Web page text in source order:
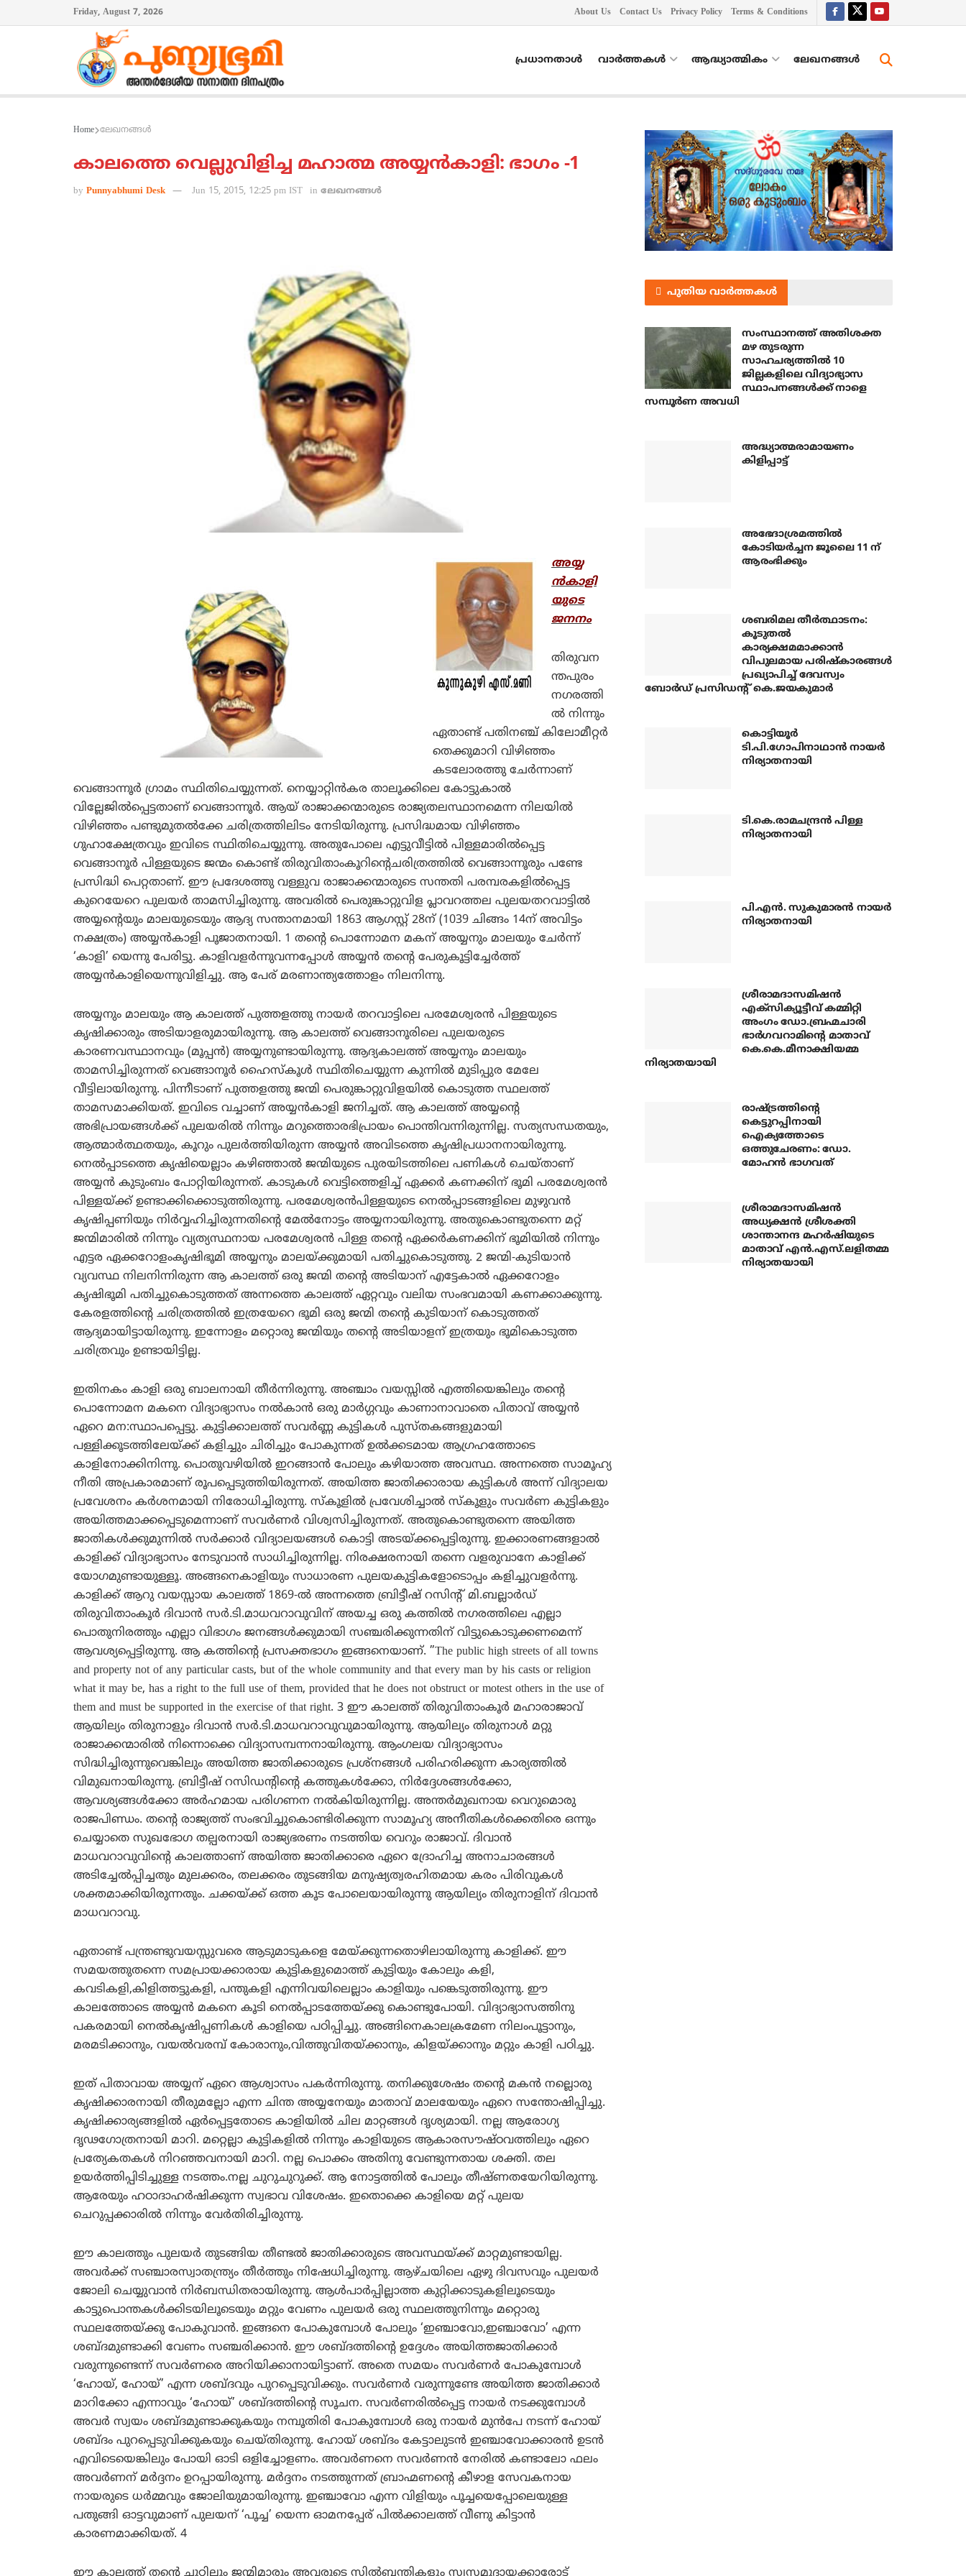
Friday, August 7, 2026 About Us Contact Us Privacy Policy Terms & Conditions
പ്രധാനതാൾ വാർത്തകൾ ആദ്ധ്യാത്മികം ലേഖനങ്ങള്‍
Home ലേഖനങ്ങള്‍
കാലത്തെ വെല്ലുവിളിച്ച മഹാത്മ അയ്യന്‍കാളി: ഭാഗം -1
by Punnyabhumi Desk Jun 15, 2015, 12:25 pm IST in ലേഖനങ്ങള്‍
അയ്യ
ന്‍കാളി
യുടെ
ജനനം
തിരുവന
ന്തപുരം
നഗരത്തി
ല്‍ നിന്നും
ഏതാണ്ട് പതിനഞ്ച് കിലോമീറ്റര്‍
തെക്കുമാറി വിഴിഞ്ഞം
കടലോരത്തു ചേര്‍ന്നാണ്
വെങ്ങാന്നൂര്‍ ഗ്രാമം സ്ഥിതിചെയ്യുന്നത്. നെയ്യാറ്റിന്‍കര താലൂക്കിലെ കോട്ടുകാല്‍
വില്ലേജില്‍പ്പെട്ടതാണ് വെങ്ങാന്നൂര്‍. ആയ് രാജാക്കന്മാരുടെ രാജ്യതലസ്ഥാനമെന്ന നിലയില്‍
വിഴിഞ്ഞം പണ്ടുമുതല്‍ക്കേ ചരിത്രത്തിലിടം നേടിയിരുന്നു. പ്രസിദ്ധമായ വിഴിഞ്ഞം
ഗുഹാക്ഷേത്രവും ഇവിടെ സ്ഥിതിചെയ്യുന്നു. അതുപോലെ എട്ടുവീട്ടില്‍ പിള്ളമാരില്‍പ്പെട്ട
വെങ്ങാനൂര്‍ പിള്ളയുടെ ജന്മം കൊണ്ട് തിരുവിതാംകൂറിന്റെചരിത്രത്തില്‍ വെങ്ങാന്നൂരും പണ്ടേ
പ്രസിദ്ധി പെറ്റതാണ്. ഈ പ്രദേശത്തു വള്ളുവ രാജാക്കന്മാരുടെ സന്തതി പരമ്പരകളില്‍പ്പെട്ട
കുറെയേറെ പുലയര്‍ താമസിച്ചിരുന്നു. അവരില്‍ പെരുങ്കാറ്റുവിള പ്ലാവറത്തല പുലയതറവാട്ടില്‍
അയ്യന്റെയും മാലയുടെയും ആദ്യ സന്താനമായി 1863 ആഗസ്റ്റ് 28ന് (1039 ചിങ്ങം 14ന് അവിട്ടം
നക്ഷത്രം) അയ്യന്‍കാളി പൂജാതനായി. 1 തന്റെ പൊന്നോമന മകന് അയ്യനും മാലയും ചേര്‍ന്ന്
‘കാളി’ യെന്നു പേരിട്ടു. കാളിവളര്‍ന്നുവന്നപ്പോള്‍ അയ്യന്‍ തന്റെ പേരുകൂട്ടിച്ചേര്‍ത്ത്
അയ്യന്‍കാളിയെന്നുവിളിച്ചു. ആ പേര് മരണാന്ത്യത്തോളം നിലനിന്നു.
അയ്യനും മാലയും ആ കാലത്ത് പുത്തളത്തു നായര്‍ തറവാട്ടിലെ പരമേശ്വരന്‍ പിള്ളയുടെ
കൃഷിക്കാരും അടിയാളരുമായിരുന്നു. ആ കാലത്ത് വെങ്ങാനൂരിലെ പുലയരുടെ
കാരണവസ്ഥാനവും (മൂപ്പന്‍) അയ്യനുണ്ടായിരുന്നു. ആദ്യകാലത്ത് അയ്യനും മാലയും
താമസിച്ചിരുന്നത് വെങ്ങാനൂര്‍ ഹൈസ്‌കൂള്‍ സ്ഥിതിചെയ്യുന്ന കുന്നില്‍ മുടിപ്പുര മേലേ
വീട്ടിലായിരുന്നു. പിന്നീടാണ് പുത്തളത്തു ജന്മി പെരുങ്കാറ്റുവിളയില്‍ കൊടുത്ത സ്ഥലത്ത്
താമസമാക്കിയത്. ഇവിടെ വച്ചാണ് അയ്യന്‍കാളി ജനിച്ചത്. ആ കാലത്ത് അയ്യന്റെ
അഭിപ്രായങ്ങള്‍ക്ക് പുലയരില്‍ നിന്നും മറുത്തൊരഭിപ്രായം പൊന്തിവന്നിരുന്നില്ല. സത്യസന്ധതയും,
ആത്മാര്‍ത്ഥതയും, കൂറും പുലര്‍ത്തിയിരുന്ന അയ്യന്‍ അവിടത്തെ കൃഷിപ്രധാനനായിരുന്നു.
നെല്‍പ്പാടത്തെ കൃഷിയെല്ലാം കഴിഞ്ഞാല്‍ ജന്മിയുടെ പുരയിടത്തിലെ പണികള്‍ ചെയ്താണ്
അയ്യന്‍ കുടുംബം പോറ്റിയിരുന്നത്. കാടുകള്‍ വെട്ടിത്തെളിച്ച് ഏക്കര്‍ കണക്കിന് ഭൂമി പരമേശ്വരന്‍
പിള്ളയ്ക്ക് ഉണ്ടാക്കിക്കൊടുത്തിരുന്നു. പരമേശ്വരന്‍പിള്ളയുടെ നെല്‍പ്പാടങ്ങളിലെ മുഴുവന്‍
കൃഷിപ്പണിയും നിര്‍വ്വഹിച്ചിരുന്നതിന്റെ മേല്‍നോട്ടം അയ്യനായിരുന്നു. അതുകൊണ്ടുതന്നെ മറ്റ്
ജന്മിമാരില്‍ നിന്നും വ്യത്യസ്ഥനായ പരമേശ്വരന്‍ പിള്ള തന്റെ ഏക്കര്‍കണക്കിന് ഭൂമിയില്‍ നിന്നും
എട്ടര ഏക്കറോളംകൃഷിഭൂമി അയ്യനും മാലയ്ക്കുമായി പതിച്ചുകൊടുത്തു. 2 ജന്മി-കുടിയാന്‍
വ്യവസ്ഥ നിലനിന്നിരുന്ന ആ കാലത്ത് ഒരു ജന്മി തന്റെ അടിയാന് എട്ടേകാല്‍ ഏക്കറോളം
കൃഷിഭൂമി പതിച്ചുകൊടുത്തത് അന്നത്തെ കാലത്ത് ഏറ്റവും വലിയ സംഭവമായി കണക്കാക്കുന്നു.
കേരളത്തിന്റെ ചരിത്രത്തില്‍ ഇത്രയേറെ ഭൂമി ഒരു ജന്മി തന്റെ കുടിയാന് കൊടുത്തത്
ആദ്യമായിട്ടായിരുന്നു. ഇന്നോളം മറ്റൊരു ജന്മിയും തന്റെ അടിയാളന് ഇത്രയും ഭൂമികൊടുത്ത
ചരിത്രവും ഉണ്ടായിട്ടില്ല.
ഇതിനകം കാളി ഒരു ബാലനായി തീര്‍ന്നിരുന്നു. അഞ്ചാം വയസ്സില്‍ എത്തിയെങ്കിലും തന്റെ
പൊന്നോമന മകനെ വിദ്യാഭ്യാസം നല്‍കാന്‍ ഒരു മാര്‍ഗ്ഗവും കാണാനാവാതെ പിതാവ് അയ്യന്‍
ഏറെ മന:സ്ഥാപപ്പെട്ടു. കുട്ടിക്കാലത്ത് സവര്‍ണ്ണ കുട്ടികള്‍ പുസ്തകങ്ങളുമായി
പള്ളിക്കൂടത്തിലേയ്ക്ക് കളിച്ചും ചിരിച്ചും പോകുന്നത് ഉല്‍ക്കടമായ ആഗ്രഹത്തോടെ
കാളിനോക്കിനിന്നു. പൊതുവഴിയില്‍ ഇറങ്ങാന്‍ പോലും കഴിയാത്ത അവസ്ഥ. അന്നത്തെ സാമൂഹ്യ
നീതി അപ്രകാരമാണ് രൂപപ്പെടുത്തിയിരുന്നത്. അയിത്ത ജാതിക്കാരായ കുട്ടികള്‍ അന്ന് വിദ്യാലയ
പ്രവേശനം കര്‍ശനമായി നിരോധിച്ചിരുന്നു. സ്‌കൂളില്‍ പ്രവേശിച്ചാല്‍ സ്‌കൂളും സവര്‍ണ കുട്ടികളും
അയിത്തമാക്കപ്പെടുമെന്നാണ് സവര്‍ണര്‍ വിശ്വസിച്ചിരുന്നത്. അതുകൊണ്ടുതന്നെ അയിത്ത
ജാതികള്‍ക്കുമുന്നില്‍ സര്‍ക്കാര്‍ വിദ്യാലയങ്ങള്‍ കൊട്ടി അടയ്ക്കപ്പെട്ടിരുന്നു. ഇക്കാരണങ്ങളാല്‍
കാളിക്ക് വിദ്യാഭ്യാസം നേടുവാന്‍ സാധിച്ചിരുന്നില്ല. നിരക്ഷരനായി തന്നെ വളരുവാനേ കാളിക്ക്
യോഗമുണ്ടായുള്ളൂ. അങ്ങനെകാളിയും സാധാരണ പുലയകുട്ടികളോടൊപ്പം കളിച്ചുവളര്‍ന്നു.
കാളിക്ക് ആറു വയസ്സായ കാലത്ത് 1869-ല്‍ അന്നത്തെ ബ്രിട്ടീഷ് റസിന്റ് മി.ബല്ലാര്‍ഡ്
തിരുവിതാംകൂര്‍ ദിവാന്‍ സര്‍.ടി.മാധവറാവുവിന് അയച്ച ഒരു കത്തില്‍ നഗരത്തിലെ എല്ലാ
പൊതുനിരത്തും എല്ലാ വിഭാഗം ജനങ്ങള്‍ക്കുമായി സഞ്ചരിക്കുന്നതിന് വിട്ടുകൊടുക്കണമെന്ന്
ആവശ്യപ്പെട്ടിരുന്നു. ആ കത്തിന്റെ പ്രസക്തഭാഗം ഇങ്ങനെയാണ്. ”The public high streets of all towns
and property not of any particular casts, but of the whole community and that every man by his casts or religion
what it may be, has a right to the full use of them, provided that he does not obstruct or motest others in the use of
them and must be supported in the exercise of that right. 3 ഈ കാലത്ത് തിരുവിതാംകൂര്‍ മഹാരാജാവ്
ആയില്യം തിരുനാളും ദിവാന്‍ സര്‍.ടി.മാധവറാവുവുമായിരുന്നു. ആയില്യം തിരുനാള്‍ മറ്റു
രാജാക്കന്മാരില്‍ നിന്നൊക്കെ വിദ്യാസമ്പന്നനായിരുന്നു. ആംഗലയ വിദ്യാഭ്യാസം
സിദ്ധിച്ചിരുന്നുവെങ്കിലും അയിത്ത ജാതിക്കാരുടെ പ്രശ്‌നങ്ങള്‍ പരിഹരിക്കുന്ന കാര്യത്തില്‍
വിമുഖനായിരുന്നു. ബ്രിട്ടീഷ് റസിഡന്റിന്റെ കത്തുകള്‍ക്കോ, നിര്‍ദ്ദേശങ്ങള്‍ക്കോ,
ആവശ്യങ്ങള്‍ക്കോ അര്‍ഹമായ പരിഗണന നല്‍കിയിരുന്നില്ല. അന്തര്‍മുഖനായ വെറുമൊരു
രാജപിണ്ഡം. തന്റെ രാജ്യത്ത് സംഭവിച്ചുകൊണ്ടിരിക്കുന്ന സാമൂഹ്യ അനീതികള്‍ക്കെതിരെ ഒന്നും
ചെയ്യാതെ സുഖഭോഗ തല്പരനായി രാജ്യഭരണം നടത്തിയ വെറും രാജാവ്. ദിവാന്‍
മാധവറാവുവിന്റെ കാലത്താണ് അയിത്ത ജാതിക്കാരെ ഏറെ ദ്രോഹിച്ച അനാചാരങ്ങള്‍
അടിച്ചേല്‍പ്പിച്ചതും മുലക്കരം, തലക്കരം തുടങ്ങിയ മനുഷ്യത്വരഹിതമായ കരം പിരിവുകള്‍
ശക്തമാക്കിയിരുന്നതും. ചക്കയ്ക്ക് ഒത്ത കൂട പോലെയായിരുന്നു ആയില്യം തിരുനാളിന് ദിവാന്‍
മാധവറാവു.
ഏതാണ്ട് പന്ത്രണ്ടുവയസ്സുവരെ ആടുമാടുകളെ മേയ്ക്കുന്നതൊഴിലായിരുന്നു കാളിക്ക്. ഈ
സമയത്തുതന്നെ സമപ്രായക്കാരായ കുട്ടികളുമൊത്ത് കുട്ടിയും കോലും കളി,
കവടികളി,കിളിത്തട്ടുകളി, പന്തുകളി എന്നിവയിലെല്ലാം കാളിയും പങ്കെടുത്തിരുന്നു. ഈ
കാലത്തോടെ അയ്യന്‍ മകനെ കൂടി നെല്‍പ്പാടത്തേയ്ക്കു കൊണ്ടുപോയി. വിദ്യാഭ്യാസത്തിനു
പകരമായി നെല്‍കൃഷിപ്പണികള്‍ കാളിയെ പഠിപ്പിച്ചു. അങ്ങിനെകാലക്രമേണ നിലംപൂട്ടാനും,
മരമടിക്കാനും, വയല്‍വരമ്പ് കോരാനും,വിത്തുവിതയ്ക്കാനും, കിളയ്ക്കാനും മറ്റും കാളി പഠിച്ചു.
ഇത് പിതാവായ അയ്യന് ഏറെ ആശ്വാസം പകര്‍ന്നിരുന്നു. തനിക്കുശേഷം തന്റെ മകന്‍ നല്ലൊരു
കൃഷിക്കാരനായി തീരുമല്ലോ എന്ന ചിന്ത അയ്യനേയും മാതാവ് മാലയേയും ഏറെ സന്തോഷിപ്പിച്ചു.
കൃഷിക്കാര്യങ്ങളില്‍ ഏര്‍പ്പെട്ടതോടെ കാളിയില്‍ ചില മാറ്റങ്ങള്‍ ദൃശ്യമായി. നല്ല ആരോഗ്യ
ദൃഢഗോത്രനായി മാറി. മറ്റെല്ലാ കുട്ടികളില്‍ നിന്നും കാളിയുടെ ആകാരസൗഷ്ഠവത്തിലും ഏറെ
പ്രത്യേകതകള്‍ നിറഞ്ഞവനായി മാറി. നല്ല പൊക്കം അതിനു വേണ്ടുന്നതായ ശക്തി. തല
ഉയര്‍ത്തിപ്പിടിച്ചുള്ള നടത്തം.നല്ല ചുറുചുറുക്ക്. ആ നോട്ടത്തില്‍ പോലും തീഷ്ണതയേറിയിരുന്നു.
ആരേയും ഹഠാദാഹര്‍ഷിക്കുന്ന സ്വഭാവ വിശേഷം. ഇതൊക്കെ കാളിയെ മറ്റ് പുലയ
ചെറുപ്പക്കാരില്‍ നിന്നും വേര്‍തിരിച്ചിരുന്നു.
ഈ കാലത്തും പുലയര്‍ തുടങ്ങിയ തീണ്ടല്‍ ജാതിക്കാരുടെ അവസ്ഥയ്ക്ക് മാറ്റമുണ്ടായില്ല.
അവര്‍ക്ക് സഞ്ചാരസ്വാതന്ത്ര്യം തീര്‍ത്തും നിഷേധിച്ചിരുന്നു. ആഴ്ചയിലെ ഏഴു ദിവസവും പുലയര്‍
ജോലി ചെയ്യുവാന്‍ നിര്‍ബന്ധിതരായിരുന്നു. ആള്‍പാര്‍പ്പില്ലാത്ത കുറ്റിക്കാടുകളിലൂടെയും
കാട്ടുപൊന്തകള്‍ക്കിടയിലൂടെയും മറ്റും വേണം പുലയര്‍ ഒരു സ്ഥലത്തുനിന്നും മറ്റൊരു
സ്ഥലത്തേയ്ക്കു പോകുവാന്‍. ഇങ്ങനെ പോകുമ്പോള്‍ പോലും ‘ഇഞ്ചാവോ,ഇഞ്ചാവോ’ എന്ന
ശബ്ദമുണ്ടാക്കി വേണം സഞ്ചരിക്കാന്‍. ഈ ശബ്ദത്തിന്റെ ഉദ്ദേശം അയിത്തജാതിക്കാര്‍
വരുന്നുണ്ടെന്ന് സവര്‍ണരെ അറിയിക്കാനായിട്ടാണ്. അതെ സമയം സവര്‍ണര്‍ പോകുമ്പോള്‍
‘ഹോയ്, ഹോയ്’ എന്ന ശബ്ദവും പുറപ്പെടുവിക്കും. സവര്‍ണര്‍ വരുന്നുണ്ടേ അയിത്ത ജാതിക്കാര്‍
മാറിക്കോ എന്നാവും ‘ഹോയ്’ ശബ്ദത്തിന്റെ സൂചന. സവര്‍ണരില്‍പ്പെട്ട നായര്‍ നടക്കുമ്പോള്‍
അവര്‍ സ്വയം ശബ്ദമുണ്ടാക്കുകയും നമ്പൂതിരി പോകുമ്പോള്‍ ഒരു നായര്‍ മുന്‍പേ നടന്ന് ഹോയ്
ശബ്ദം പുറപ്പെടുവിക്കുകയും ചെയ്തിരുന്നു. ഹോയ് ശബ്ദം കേട്ടാലുടന്‍ ഇഞ്ചാവോക്കാരന്‍ ഉടന്‍
എവിടെയെങ്കിലും പോയി ഓടി ഒളിച്ചോളണം. അവര്‍ണനെ സവര്‍ണന്‍ നേരില്‍ കണ്ടാലോ ഫലം
അവര്‍ണന് മര്‍ദ്ദനം ഉറപ്പായിരുന്നു. മര്‍ദ്ദനം നടത്തുന്നത് ബ്രാഹ്മണന്റെ കീഴാള സേവകനായ
നായരുടെ ധര്‍മ്മവും ജോലിയുമായിരുന്നു. ഇഞ്ചാവോ എന്ന വിളിയും പൂച്ചയെപ്പോലെയുള്ള
പതുങ്ങി ഓട്ടവുമാണ് പുലയന് ‘പൂച്ച’ യെന്ന ഓമനപ്പേര് പില്‍ക്കാലത്ത് വീണു കിട്ടാന്‍
കാരണമാക്കിയത്. 4
പുതിയ വാർത്തകൾ
സംസ്ഥാനത്ത് അതിശക്ത
മഴ തുടരുന്ന
സാഹചര്യത്തിൽ 10
ജില്ലകളിലെ വിദ്യാഭ്യാസ
സ്ഥാപനങ്ങൾക്ക് നാളെ
സമ്പൂർണ അവധി
അദ്ധ്യാത്മരാമായണം
കിളിപ്പാട്ട്
അഭേദാശ്രമത്തില്‍
കോടിയര്‍ച്ചന ജൂലൈ 11 ന്
ആരംഭിക്കും
ശബരിമല തീര്‍ത്ഥാടനം:
കൂടുതല്‍
കാര്യക്ഷമമാക്കാന്‍
വിപുലമായ പരിഷ്‌കാരങ്ങള്‍
പ്രഖ്യാപിച്ച് ദേവസ്വം
ബോര്‍ഡ് പ്രസിഡന്റ് കെ.ജയകുമാര്‍
കൊട്ടിയൂര്‍
ടി.പി.ഗോപിനാഥാന്‍ നായര്‍
നിര്യാതനായി
ടി.കെ.രാമചന്ദ്രന്‍ പിള്ള
നിര്യാതനായി
പി.എന്‍. സുകുമാരന്‍ നായര്‍
നിര്യാതനായി
ശ്രീരാമദാസമിഷന്‍
എക്‌സിക്യൂട്ടീവ് കമ്മിറ്റി
അംഗം ഡോ.ബ്രഹ്മചാരി
ഭാര്‍ഗവറാമിന്റെ മാതാവ്
കെ.കെ.മീനാക്ഷിയമ്മ
നിര്യാതയായി
രാഷ്ട്രത്തിന്റെ
കെട്ടുറപ്പിനായി
ഐക്യത്തോടെ
ഒത്തുചേരണം: ഡോ.
മോഹന്‍ ഭാഗവത്
ശ്രീരാമദാസമിഷന്‍
അധ്യക്ഷന്‍ ശ്രീശക്തി
ശാന്താനന്ദ മഹര്‍ഷിയുടെ
മാതാവ് എന്‍.എസ്.ലളിതമ്മ
നിര്യാതയായി